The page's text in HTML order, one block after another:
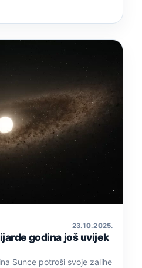
23. 10. 2025.
godina još uvijek
Sunce potroši svoje zalihe